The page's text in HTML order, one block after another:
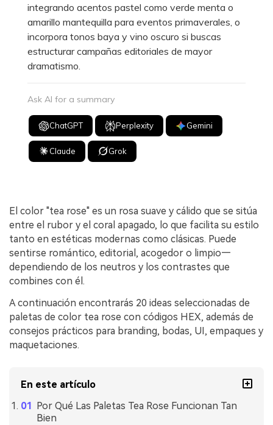
integrando acentos pastel como verde menta o
amarillo mantequilla para eventos primaverales, o
incorpora tonos baya y vino oscuro si buscas
estructurar campañas editoriales de mayor
dramatismo.
Ask AI for a summary
ChatGPT Perplexity Gemini
Claude Grok
El color "tea rose" es un rosa suave y cálido que se sitúa
entre el rubor y el coral apagado, lo que facilita su estilo
tanto en estéticas modernas como clásicas. Puede
sentirse romántico, editorial, acogedor o limpio—
dependiendo de los neutros y los contrastes que
combines con él.
A continuación encontrarás 20 ideas seleccionadas de
paletas de color tea rose con códigos HEX, además de
consejos prácticos para branding, bodas, UI, empaques y
maquetaciones.
En este artículo
Por Qué Las Paletas Tea Rose Funcionan Tan
Bien